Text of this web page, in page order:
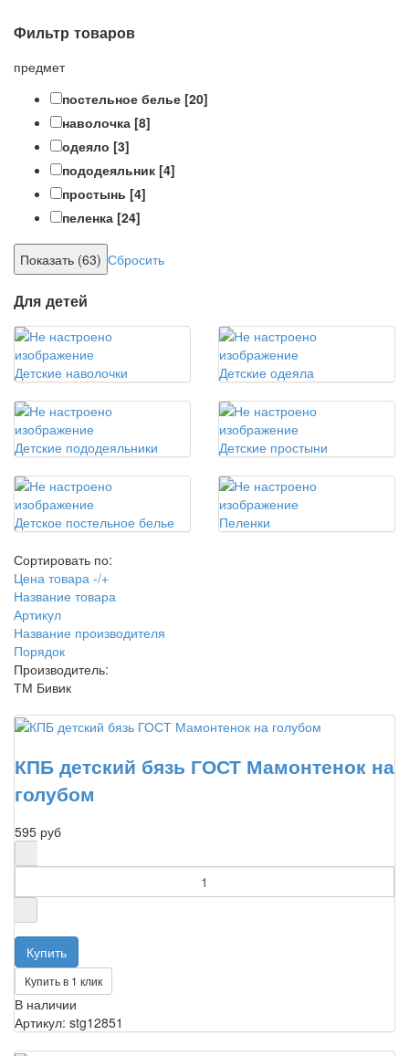
Фильтр товаров
предмет
постельное белье [20]
наволочка [8]
одеяло [3]
пододеяльник [4]
простынь [4]
пеленка [24]
Сбросить
Для детей
Детские наволочки Детские одеяла
Детские пододеяльники Детские простыни
Детское постельное белье Пеленки
Сортировать по:
Цена товара -/+
Название товара
Артикул
Название производителя
Порядок
Производитель:
ТМ Бивик
КПБ детский бязь ГОСТ Мамонтенок на
голубом
595 руб
Купить в 1 клик
В наличии
Артикул: stg12851